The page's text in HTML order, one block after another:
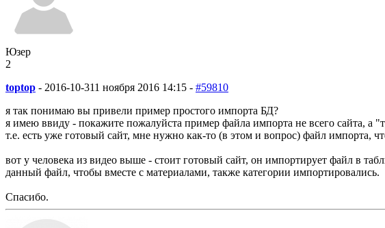
Юзер
2
toptop - 2016-10-311 ноября 2016 14:15 - #59810
я так понимаю вы привели пример простого импорта БД?
я имею ввиду - покажите пожалуйста пример файла импорта не всего сайта, а
т.е. есть уже готовый сайт, мне нужно как-то (в этом и вопрос) файл
вот у человека из видео выше - стоит готовый сайт, он импортирует файл в
данный файл, чтобы вместе с материалами, также категории импортировались.
Спасибо.